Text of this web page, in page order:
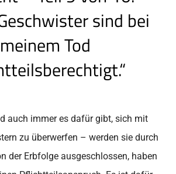
sind bei
meinem Tod
auch immer es dafür gibt, sich mit
zu überwerfen – werden sie durch
der Erbfolge ausgeschlossen, haben